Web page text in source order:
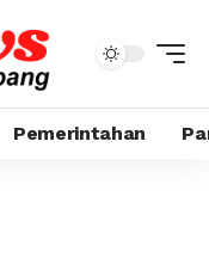
Pemerintahan